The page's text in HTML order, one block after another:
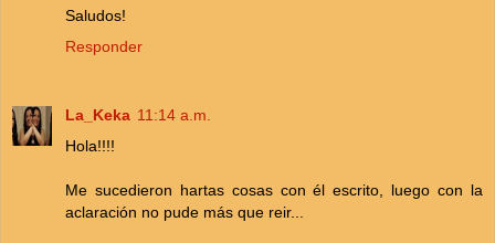
Saludos!
Responder
La_Keka 11:14 a.m.
Hola!!!!
Me sucedieron hartas cosas con él escrito, luego con la
aclaración no pude más que reir...